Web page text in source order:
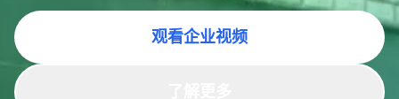
观看企业视频